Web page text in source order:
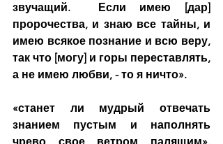
звучащий.  Если имею [дар]
пророчества, и знаю все тайны, и
имею всякое познание и всю веру,
так что [могу] и горы переставлять,
а не имею любви, - то я ничто».
«станет ли мудрый отвечать
знанием пустым и наполнять